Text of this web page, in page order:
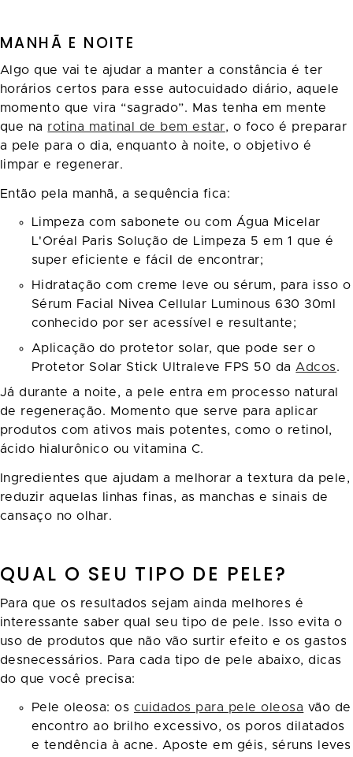
MANHÃ E NOITE
Algo que vai te ajudar a manter a constância é ter
horários certos para esse autocuidado diário, aquele
momento que vira “sagrado”. Mas tenha em mente
que na rotina matinal de bem estar, o foco é preparar
a pele para o dia, enquanto à noite, o objetivo é
limpar e regenerar.
Então pela manhã, a sequência fica:
Limpeza com sabonete ou com Água Micelar
L'Oréal Paris Solução de Limpeza 5 em 1 que é
super eficiente e fácil de encontrar;
Hidratação com creme leve ou sérum, para isso o
Sérum Facial Nivea Cellular Luminous 630 30ml
conhecido por ser acessível e resultante;
Aplicação do protetor solar, que pode ser o
Protetor Solar Stick Ultraleve FPS 50 daAdcos.
Já durante a noite, a pele entra em processo natural
de regeneração. Momento que serve para aplicar
produtos com ativos mais potentes, como o retinol,
ácido hialurônico ou vitamina C.
Ingredientes que ajudam a melhorar a textura da pele,
reduzir aquelas linhas finas, as manchas e sinais de
cansaço no olhar.
QUAL O SEU TIPO DE PELE?
Para que os resultados sejam ainda melhores é
interessante saber qual seu tipo de pele. Isso evita o
uso de produtos que não vão surtir efeito e os gastos
desnecessários. Para cada tipo de pele abaixo, dicas
do que você precisa:
Pele oleosa: os cuidados para pele oleosa vão de
encontro ao brilho excessivo, os poros dilatados
e tendência à acne. Aposte em géis, séruns leves